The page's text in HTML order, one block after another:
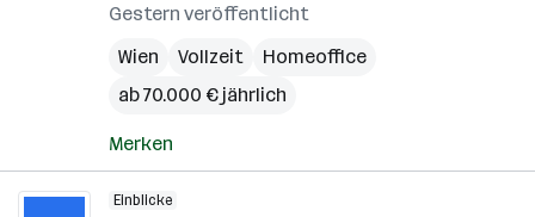
Gestern veröffentlicht
Wien
Vollzeit
Homeoffice
ab 70.000 € jährlich
Merken
Einblicke